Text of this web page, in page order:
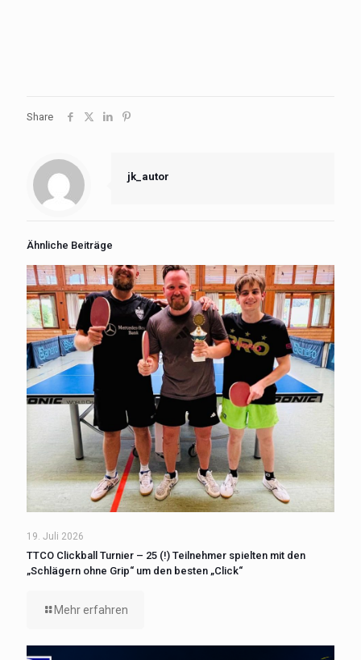
Share
jk_autor
Ähnliche Beiträge
19. Juli 2026
TTCO Clickball Turnier – 25 (!) Teilnehmer spielten mit den
„Schlägern ohne Grip“ um den besten „Click“
Mehr erfahren